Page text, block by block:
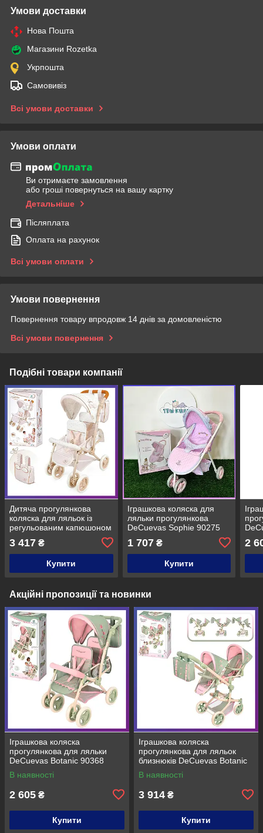
Умови доставки
Нова Пошта
Магазини Rozetka
Укрпошта
Самовивіз
Всі умови доставки
Умови оплати
Ви отримаєте замовлення
або гроші повернуться на вашу картку
Детальніше
Післяплата
Оплата на рахунок
Всі умови оплати
Умови повернення
Повернення товару впродовж 14 днів за домовленістю
Всі умови повернення
Подібні товари компанії
Дитяча прогулянкова
коляска для ляльок із
регульованим капюшоном
DeCuevas 90378
3 417 ₴
Купити
Іграшкова коляска для
ляльки прогулянкова
DeCuevas Sophie 90275
1 707₴
Купити
2
Акційні пропозиції та новинки
Іграшкова коляска
прогулянкова для ляльки
DeCuevas Botanic 90368
В наявності
2 605 ₴
Купити
Іграшкова коляска
прогулянкова для ляльок
близнюків DeCuevas Botanic
90868
В наявності
3 914 ₴
Купити